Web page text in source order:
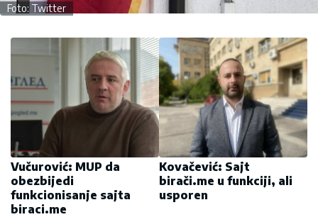
Foto: Twitter
Vučurović: MUP da
obezbijedi
funkcionisanje sajta
biraci.me
Kovačević: Sajt
birači.me u funkciji, ali
usporen